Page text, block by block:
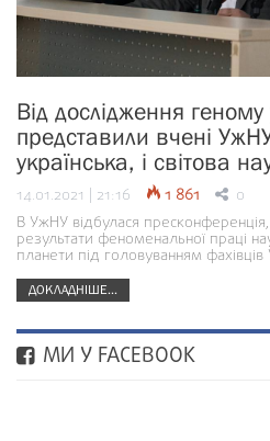
Від дослідження геному
представили вчені
українська, і світова
14.01.2021 | 21:16 1 861 0
В УжНУ відбулася
результати феноменальної праці
планети під головуванням
ДОКЛАДНІШЕ...
МИ У FACEBOOK